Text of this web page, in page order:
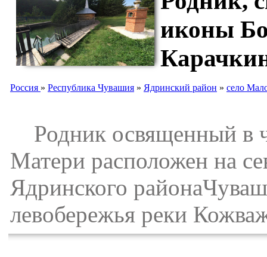
иконы
Россия » Республика Чувашия » Ядринский район » село
Родник освященный в
Матери расположен на
Ядринского
левобережья реки